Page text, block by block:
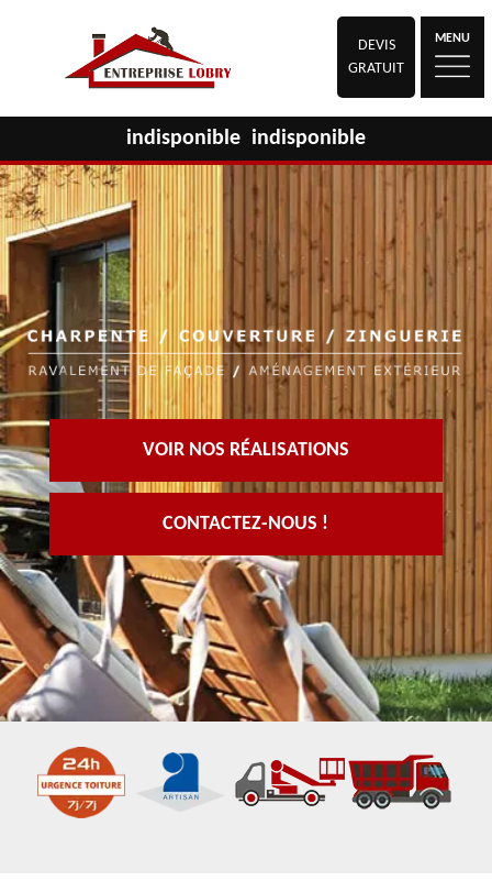
DEVIS
GRATUIT
MENU
indisponible indisponible
VOIR NOS RÉALISATIONS
CONTACTEZ-NOUS !